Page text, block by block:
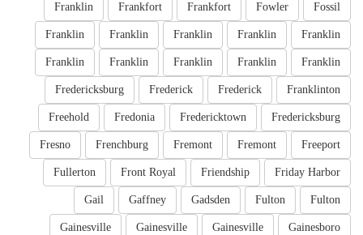
Fossil
Fowler
Frankfort
Frankfort
Franklin
Franklin
Franklin
Franklin
Franklin
Franklin
Franklin
Franklin
Franklin
Franklin
Franklin
Franklinton
Frederick
Frederick
Fredericksburg
Fredericksburg
Fredericktown
Fredonia
Freehold
Freeport
Fremont
Fremont
Frenchburg
Fresno
Friday Harbor
Friendship
Front Royal
Fullerton
Fulton
Fulton
Gadsden
Gaffney
Gail
Gainesboro
Gainesville
Gainesville
Gainesville